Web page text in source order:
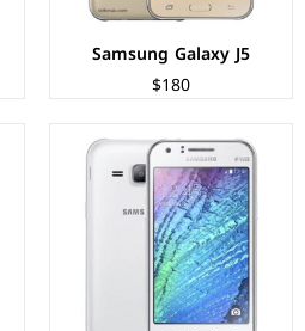
Samsung Galaxy J5
$180
الشاشة:Super AMOLED بحجم 4.5 بوصة بدقة 540px
المعالج:Qualcomm MSM8916 Snapdragon 410
الكاميرات:خلفية 8 م.ب/ امامية 5 م.ب.
الذاكرة+الرام:16 + 1/1.5 جيجابايت
نظام التشغيل:Android 4.4.4 (KitKat)
البطارية:1900 ملي امبير
عرض المواصفات ←